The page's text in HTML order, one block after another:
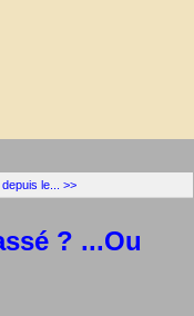
le... >>
? ...Ou